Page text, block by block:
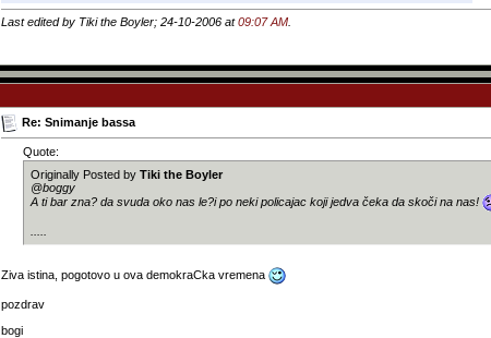
Last edited by Tiki the Boyler; 24-10-2006 at09:07 AM
Re: Snimanje bassa
Quote:
Originally Posted by Tiki the Boyler
@boggy
A ti bar zna? da svuda oko nas le?i po neki policajac koji jedva čeka da skoči na nas!
Ziva istina, pogotovo u ova demokraCka vremena
pozdrav
bogi